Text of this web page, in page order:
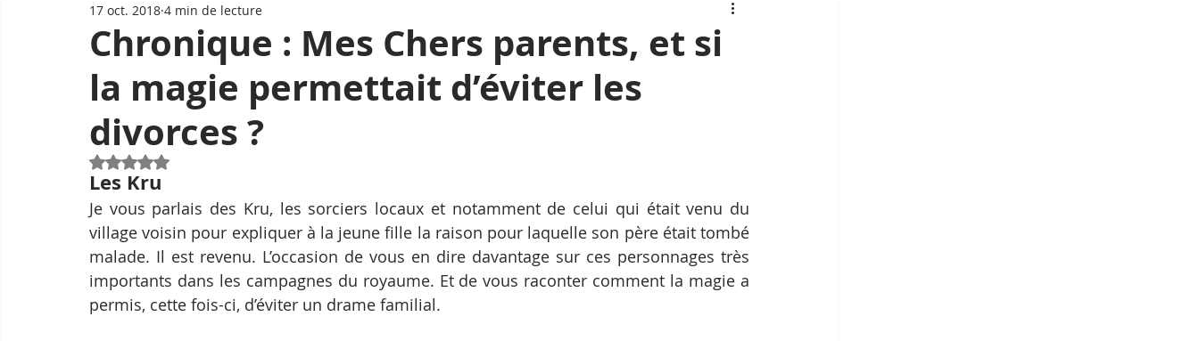
Chronique : Mes Chers parents, et si
la magie permettait d’éviter les
divorces ?
17 oct. 2018 4 min de lecture
Noté NaN étoiles sur 5.
Les Kru
Je vous parlais des Kru, les sorciers locaux et notamment de celui qui était venu du
village voisin pour expliquer à la jeune fille la raison pour laquelle son père était tombé
malade. Il est revenu. L’occasion de vous en dire davantage sur ces personnages très
importants dans les campagnes du royaume. Et de vous raconter comment la magie a
permis, cette fois-ci, d’éviter un drame familial.